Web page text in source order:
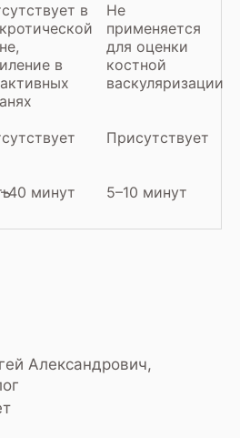
в
в
Не
применяется
для оценки
костной
васкуляризации
Присутствует
минут 5–10 минут
Александрович,